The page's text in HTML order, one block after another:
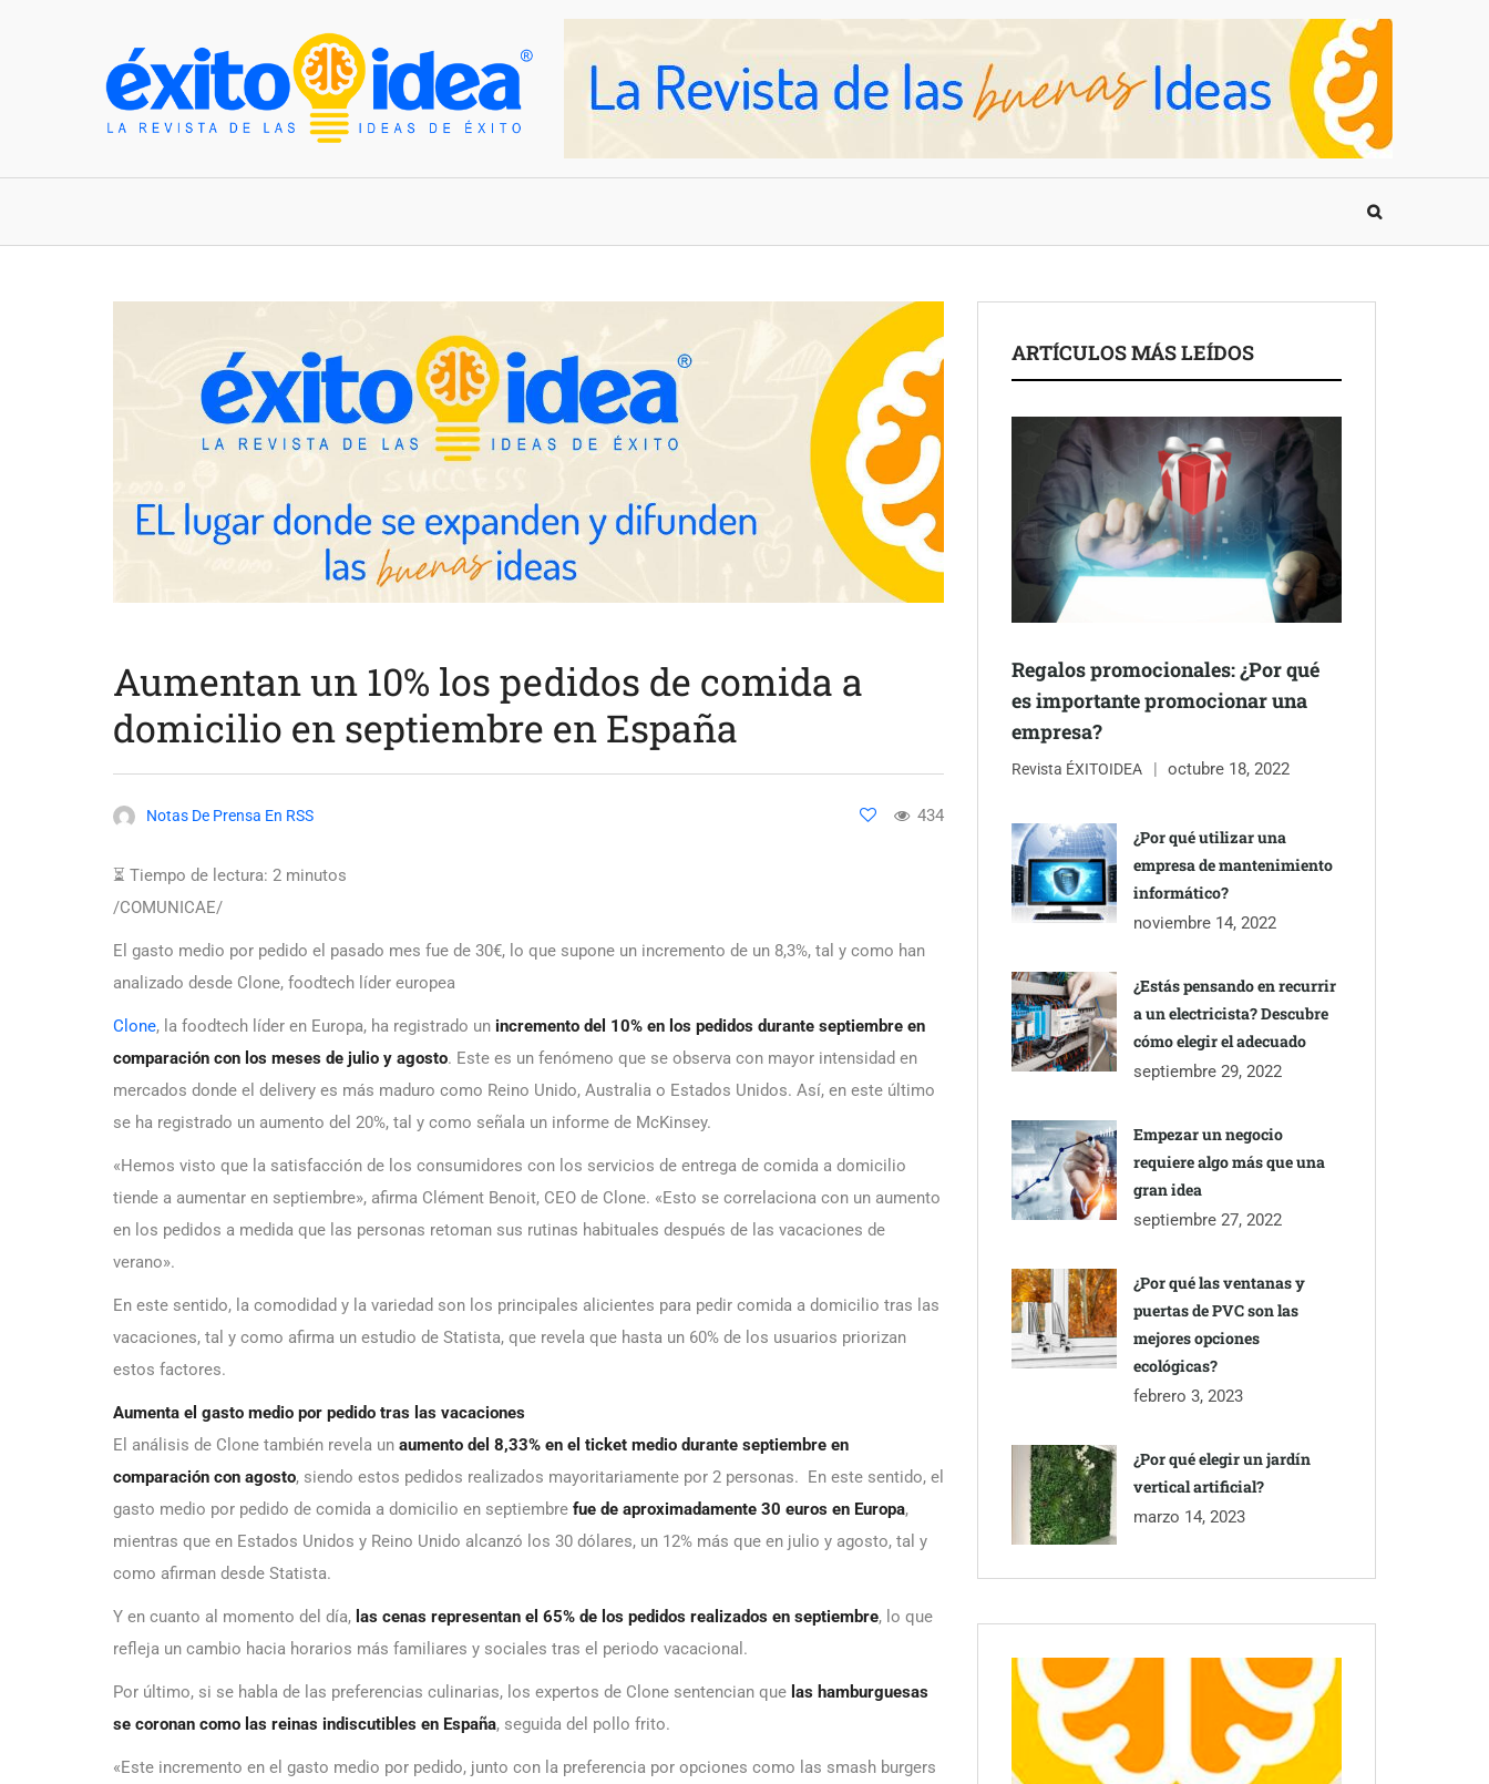
Aumentan un 10% los pedidos de comida a
domicilio en septiembre en España
Notas De Prensa En RSS 434
⏳ Tiempo de lectura: 2 minutos
/COMUNICAE/
El gasto medio por pedido el pasado mes fue de 30€, lo que supone un incremento de un 8,3%, tal y como han
analizado desde Clone, foodtech líder europea
Clone, la foodtech líder en Europa, ha registrado un incremento del 10% en los pedidos durante septiembre en
comparación con los meses de julio y agosto. Este es un fenómeno que se observa con mayor intensidad en
mercados donde el delivery es más maduro como Reino Unido, Australia o Estados Unidos. Así, en este último
se ha registrado un aumento del 20%, tal y como señala un informe de McKinsey.
«Hemos visto que la satisfacción de los consumidores con los servicios de entrega de comida a domicilio
tiende a aumentar en septiembre», afirma Clément Benoit, CEO de Clone. «Esto se correlaciona con un aumento
en los pedidos a medida que las personas retoman sus rutinas habituales después de las vacaciones de
verano».
En este sentido, la comodidad y la variedad son los principales alicientes para pedir comida a domicilio tras las
vacaciones, tal y como afirma un estudio de Statista, que revela que hasta un 60% de los usuarios priorizan
estos factores.
Aumenta el gasto medio por pedido tras las vacaciones
El análisis de Clone también revela un aumento del 8,33% en el ticket medio durante septiembre en
comparación con agosto, siendo estos pedidos realizados mayoritariamente por 2 personas. En este sentido, el
gasto medio por pedido de comida a domicilio en septiembre fue de aproximadamente 30 euros en Europa,
mientras que en Estados Unidos y Reino Unido alcanzó los 30 dólares, un 12% más que en julio y agosto, tal y
como afirman desde Statista.
Y en cuanto al momento del día, las cenas representan el 65% de los pedidos realizados en septiembre, lo que
refleja un cambio hacia horarios más familiares y sociales tras el periodo vacacional.
Por último, si se habla de las preferencias culinarias, los expertos de Clone sentencian que las hamburguesas
se coronan como las reinas indiscutibles en España, seguida del pollo frito.
«Este incremento en el gasto medio por pedido, junto con la preferencia por opciones como las smash burgers
ARTÍCULOS MÁS LEÍDOS
Regalos promocionales: ¿Por qué
es importante promocionar una
empresa?
Revista ÉXITOIDEA octubre 18, 2022
¿Por qué utilizar una
empresa de mantenimiento
informático?
noviembre 14, 2022
¿Estás pensando en recurrir
a un electricista? Descubre
cómo elegir el adecuado
septiembre 29, 2022
Empezar un negocio
requiere algo más que una
gran idea
septiembre 27, 2022
¿Por qué las ventanas y
puertas de PVC son las
mejores opciones
ecológicas?
febrero 3, 2023
¿Por qué elegir un jardín
vertical artificial?
marzo 14, 2023